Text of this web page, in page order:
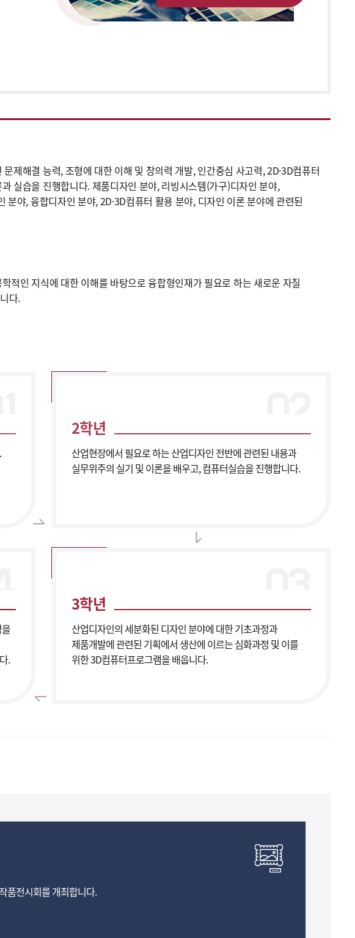
제해결 능력, 조형에 대한 이해 및 창의력 개발, 인간중심 사고력, 2D·3D컴퓨터
실습을 진행합니다. 제품디자인 분야, 리빙시스템(가구)디자인 분야,
야, 융합디자인 분야, 2D·3D컴퓨터 활용 분야, 디자인 이론 분야에 관련된
적인 지식에 대한 이해를 바탕으로 융합형인재가 필요로 하는 새로운 자질
다.
2학년
산업현장에서 필요로 하는 산업디자인 전반에 관련된 내용과
실무위주의 실기 및 이론을 배우고, 컴퓨터실습을 진행합니다.
3학년
산업디자인의 세분화된 디자인 분야에 대한 기초과정과
제품개발에 관련된 기획에서 생산에 이르는 심화과정 및 이를
위한 3D컴퓨터프로그램을 배웁니다.
.
품전시회를 개최합니다.